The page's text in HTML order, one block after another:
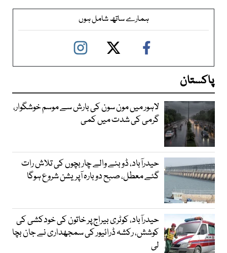
ہمارے ساتھ شامل ہوں
پاکستان
لاہور میں مون سون کی بارش سے موسم خوشگوار،
گرمی کی شدت میں کمی
حیدرآباد، ڈوبنے والے چار بچوں کی تلاش رات
گئے معطل، صبح دوبارہ آپریشن شروع ہوگا
حیدرآباد، کوٹری بیراج پر خاتون کی خودکشی کی
کوشش، رکشہ ڈرائیور کی سمجھداری نے جان بچا
لی